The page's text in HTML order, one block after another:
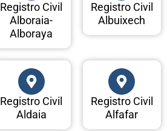
Registro Civil
Alboraia-
Alboraya
Registro Civil
Albuixech
Registro Civil
Aldaia
Registro Civil
Alfafar